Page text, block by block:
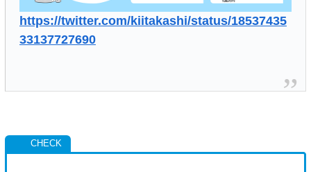
https://twitter.com/kiitakashi/status/18537435
33137727690